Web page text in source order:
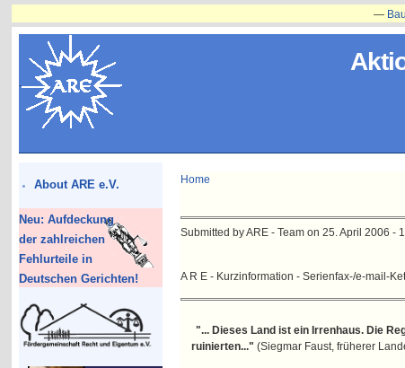
About ARE e.V.
Neu: Aufdeckung
der zahlreichen
Fehlurteile in
Deutschen Gerichten!
Home
Submitted by ARE - Team on 25. April 2006 -
A R E - Kurzinformation - Serienfax-/e-mail-
"... Dieses Land ist ein Irrenhaus. Die
ruinierten..." (Siegmar Faust, früherer